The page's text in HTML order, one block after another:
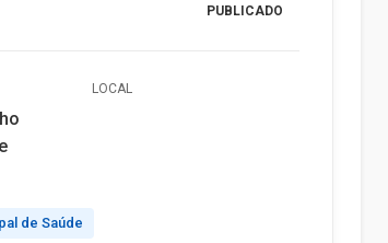
PUBLICADO
LOCAL
de Saúde